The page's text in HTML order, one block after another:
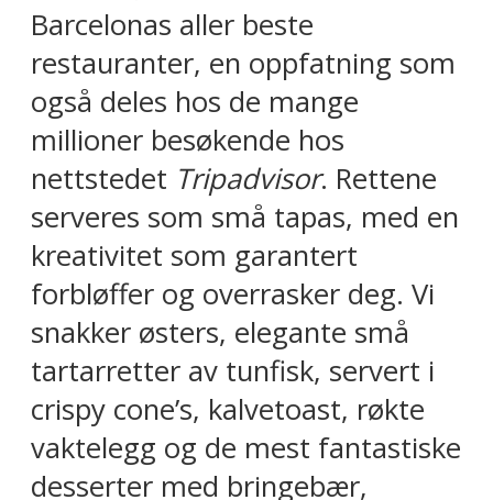
Barcelonas aller beste
restauranter, en oppfatning som
også deles hos de mange
millioner besøkende hos
nettstedet Tripadvisor. Rettene
serveres som små tapas, med en
kreativitet som garantert
forbløffer og overrasker deg. Vi
snakker østers, elegante små
tartarretter av tunfisk, servert i
crispy cone’s, kalvetoast, røkte
vaktelegg og de mest fantastiske
desserter med bringebær,